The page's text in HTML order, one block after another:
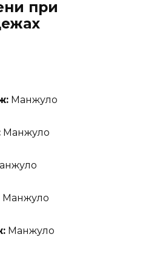
при
Манжуло
Манжуло
Манжуло
Манжуло